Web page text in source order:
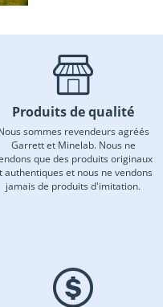
Produits de qualité
sommes revendeurs agréés
Garrett et Minelab. Nous ne
que des produits originaux
authentiques et nous ne vendons
jamais de produits d'imitation.